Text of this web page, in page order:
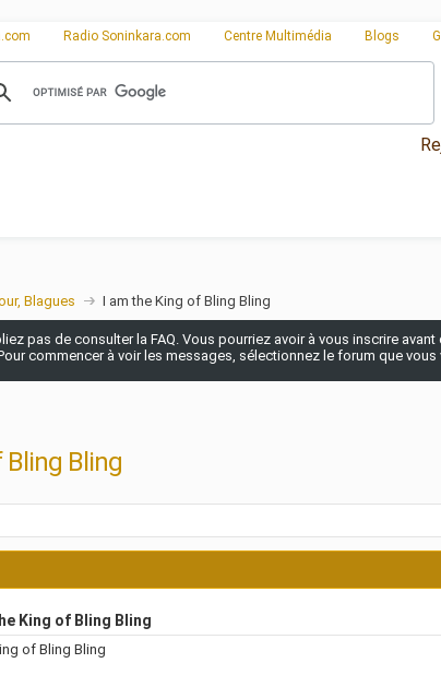
Radio Soninkara.com Centre Multimédia Blogs
Blagues I am the King of Bling Bling
pas de consulter la FAQ. Vous pourriez avoir à vous inscrire
commencer à voir les messages, sélectionnez le forum que
Bling Bling
King of Bling Bling
of Bling Bling